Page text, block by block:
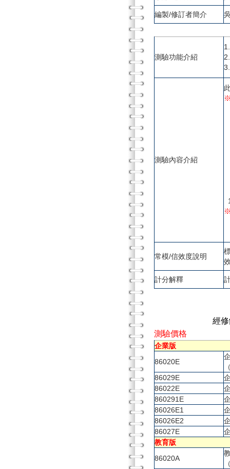
編製/修訂者簡介
測驗功能介紹
測驗內容介紹
常模/信效度說明
計分解釋
經
測驗價格
企業版
86020E
86029E
86022E
860291E
86026E1
86026E2
86027E
教育版
86020A